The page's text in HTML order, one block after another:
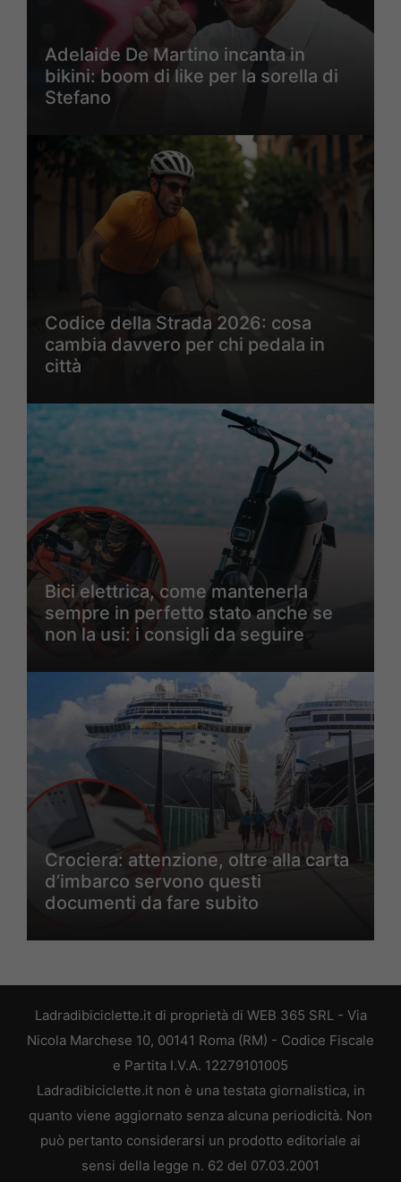
Adelaide De Martino incanta in
bikini: boom di like per la sorella di
Stefano
Codice della Strada 2026: cosa
cambia davvero per chi pedala in
città
Bici elettrica, come mantenerla
sempre in perfetto stato anche se
non la usi: i consigli da seguire
Crociera: attenzione, oltre alla carta
d’imbarco servono questi
documenti da fare subito
Ladradibiciclette.it di proprietà di WEB 365 SRL - Via
Nicola Marchese 10, 00141 Roma (RM) - Codice Fiscale
e Partita I.V.A. 12279101005
Ladradibiciclette.it non è una testata giornalistica, in
quanto viene aggiornato senza alcuna periodicità. Non
può pertanto considerarsi un prodotto editoriale ai
sensi della legge n. 62 del 07.03.2001